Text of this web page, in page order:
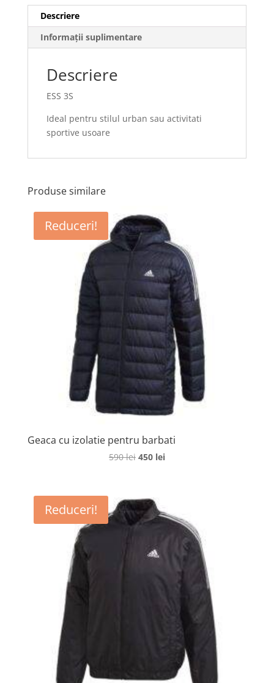
Descriere
Informații suplimentare
Descriere
ESS 3S
Ideal pentru stilul urban sau activitati
sportive usoare
Produse similare
Reduceri!
Geaca cu izolatie pentru barbati
590lei Prețul
fost:
590 lei.
450 leiPrețul
Reduceri!